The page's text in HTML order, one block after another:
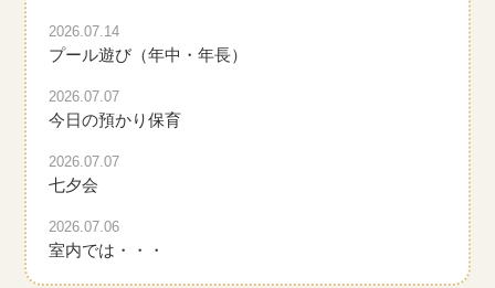
2026.07.14
プール遊び（年中・年長）
2026.07.07
今日の預かり保育
2026.07.07
七夕会
2026.07.06
室内では・・・